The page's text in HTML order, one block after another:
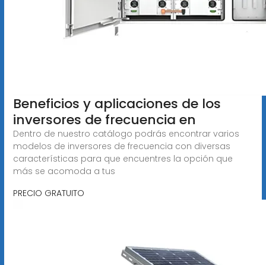
Beneficios y aplicaciones de los
inversores de frecuencia en
Dentro de nuestro catálogo podrás encontrar varios
modelos de inversores de frecuencia con diversas
características para que encuentres la opción que
más se acomoda a tus
PRECIO GRATUITO